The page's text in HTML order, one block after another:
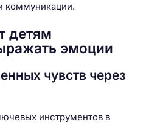
коммуникации.
детям
эмоции
чувств через
инструментов в